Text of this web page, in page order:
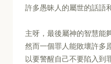
許多愚昧人的屬世的話語
主呀，最後屬神的智慧能
然而一個罪人能敗壞許多
以要警醒自己不要陷入到